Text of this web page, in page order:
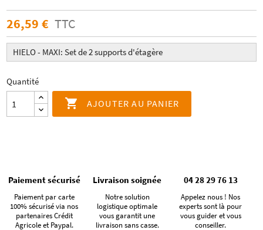
26,59 € TTC
HIELO - MAXI: Set de 2 supports d'étagère
Quantité
 AJOUTER AU PANIER
Paiement sécurisé
Paiement par carte
100% sécurisé via nos
partenaires Crédit
Agricole et Paypal.
Livraison soignée
Notre solution
logistique optimale
vous garantit une
livraison sans casse.
04 28 29 76 13
Appelez nous ! Nos
experts sont là pour
vous guider et vous
conseiller.